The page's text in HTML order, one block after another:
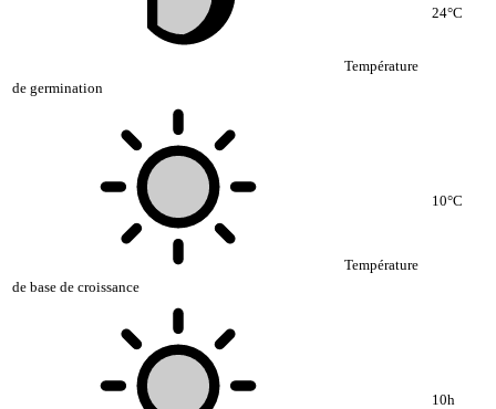
Température
de germination
24°C
Température
de base de croissance
10°C
10h